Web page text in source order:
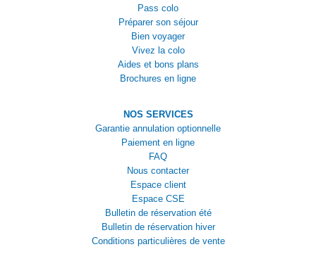
Pass colo
Préparer son séjour
Bien voyager
Vivez la colo
Aides et bons plans
Brochures en ligne
NOS SERVICES
Garantie annulation optionnelle
Paiement en ligne
FAQ
Nous contacter
Espace client
Espace CSE
Bulletin de réservation été
Bulletin de réservation hiver
Conditions particulières de vente